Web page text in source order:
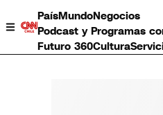
PaísMundoNegocios
Podcast y Programas
Futuro 360Cultura